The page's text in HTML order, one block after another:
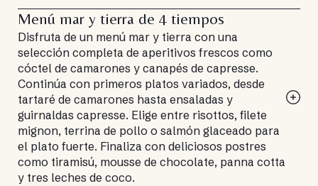
Menú mar y tierra de 4 tiempos
Disfruta de un menú mar y tierra con una
selección completa de aperitivos frescos como
cóctel de camarones y canapés de capresse.
Continúa con primeros platos variados, desde
tartaré de camarones hasta ensaladas y
guirnaldas capresse. Elige entre risottos, filete
mignon, terrina de pollo o salmón glaceado para
el plato fuerte. Finaliza con deliciosos postres
como tiramisú, mousse de chocolate, panna cotta
y tres leches de coco.